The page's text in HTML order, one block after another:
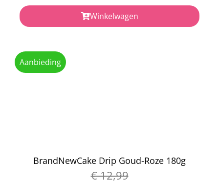
Winkelwagen
Aanbieding
BrandNewCake Drip Goud-Roze 180g
€12,99